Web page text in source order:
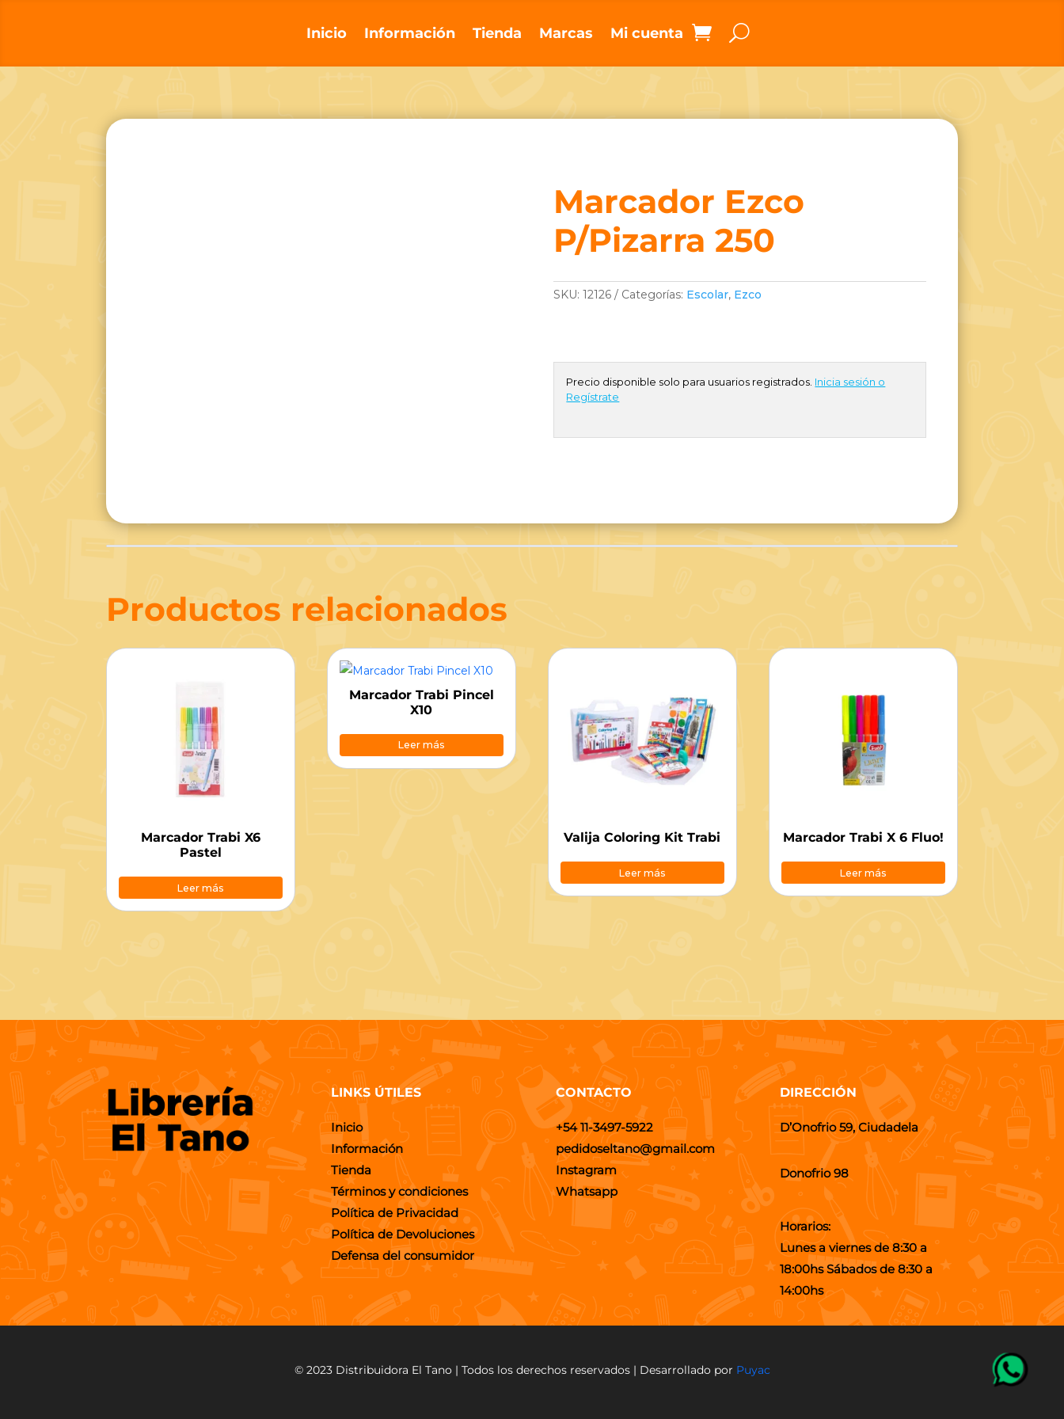
Inicio Información Tienda Marcas Mi cuenta
Marcador Ezco
P/Pizarra 250
SKU:12126 Categorías: Escolar, Ezco
Precio disponible solo para usuarios registrados. Inicia sesión o
Regístrate
Productos relacionados
Marcador Trabi X6
Pastel
Leer más
Marcador Trabi Pincel
X10
Leer más
Valija Coloring Kit Trabi
Leer más
Marcador Trabi X 6 Fluo!
Leer más
LINKS ÚTILES
Inicio
Información
Tienda
Términos y condiciones
Política de Privacidad
Política de Devoluciones
Defensa del consumidor
CONTACTO
+54 11-3497-5922
pedidoseltano@gmail.com
Instagram
Whatsapp
DIRECCIÓN
D’Onofrio 59, Ciudadela
Donofrio 98
Horarios:
Lunes a viernes de 8:30 a
18:00hs Sábados de 8:30 a
14:00hs
© 2023 Distribuidora El Tano | Todos los derechos reservados | Desarrollado por Puyac